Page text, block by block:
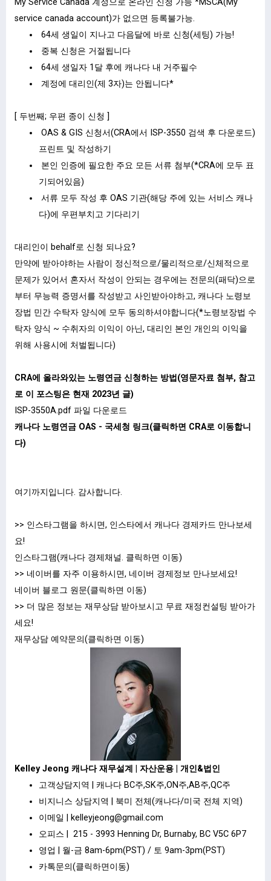
My Service Canada 계정으로 온라인 신청 가능 *MSCA(My
service canada account)가 없으면 등록불가능.
64세 생일이 지나고 다음달에 바로 신청(세팅) 가능!
중복 신청은 거절됩니다
64세 생일자 1달 후에 캐나다 내 거주필수
계정에 대리인(제 3자)는 안됩니다*
[ 두번째; 우편 종이 신청 ]
OAS & GIS 신청서(CRA에서 ISP-3550 검색 후 다운로드)
프린트 및 작성하기
본인 인증에 필요한 주요 모든 서류 첨부(*CRA에 모두 표
기되어있음)
서류 모두 작성 후 OAS 기관(해당 주에 있는 서비스 캐나
다)에 우편부치고 기다리기
대리인이 behalf로 신청 되나요?
만약에 받아야하는 사람이 정신적으로/물리적으로/신체적으로
문제가 있어서 혼자서 작성이 안되는 경우에는 전문의(패닥)으로
부터 무능력 증명서를 작성받고 사인받아야하고, 캐나다 노령보
장법 민간 수탁자 양식에 모두 동의하셔야합니다(*노령보장법 수
탁자 양식 ~ 수취자의 이익이 아닌, 대리인 본인 개인의 이익을
위해 사용시에 처벌됩니다)
CRA에 올라와있는 노령연금 신청하는 방법(영문자료 첨부, 참고
로 이 포스팅은 현재 2023년 글)
ISP-3550A.pdf 파일 다운로드
캐나다 노령연금 OAS - 국세청 링크(클릭하면 CRA로 이동합니
다)
여기까지입니다. 감사합니다.
>> 인스타그램을 하시면, 인스타에서 캐나다 경제카드 만나보세
요!
인스타그램(캐나다 경제채널. 클릭하면 이동)
>> 네이버를 자주 이용하시면, 네이버 경제정보 만나보세요!
네이버 블로그 원문(클릭하면 이동)
>> 더 많은 정보는 재무상담 받아보시고 무료 재정컨설팅 받아가
세요!
재무상담 예약문의(클릭하면 이동)
Kelley Jeong 캐나다 재무설계 | 자산운용 | 개인&법인
고객상담지역 | 캐나다 BC주,SK주,ON주,AB주,QC주
비지니스 상담지역 | 북미 전체(캐나다/미국 전체 지역)
이메일 | kelleyjeong@gmail.com
오피스 | 215 - 3993 Henning Dr, Burnaby, BC V5C 6P7
영업 | 월-금 8am-6pm(PST) / 토 9am-3pm(PST)
카톡문의(클릭하면이동)